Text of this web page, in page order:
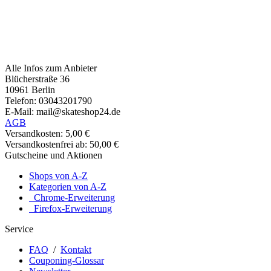
Alle Infos zum Anbieter
Blücherstraße 36
10961 Berlin
Telefon: 03043201790
E-Mail: mail@skateshop24.de
AGB
Versandkosten: 5,00 €
Versandkostenfrei ab: 50,00 €
Gutscheine und Aktionen
Shops von A-Z
Kategorien von A-Z
Chrome-Erweiterung
Firefox-Erweiterung
Service
FAQ / Kontakt
Couponing-Glossar